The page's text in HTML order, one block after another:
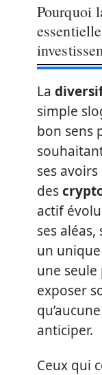
Pourquoi
La
simple
bon sens
ses
des
actif
ses
un
une
exposer
anticiper.
Ceux qui